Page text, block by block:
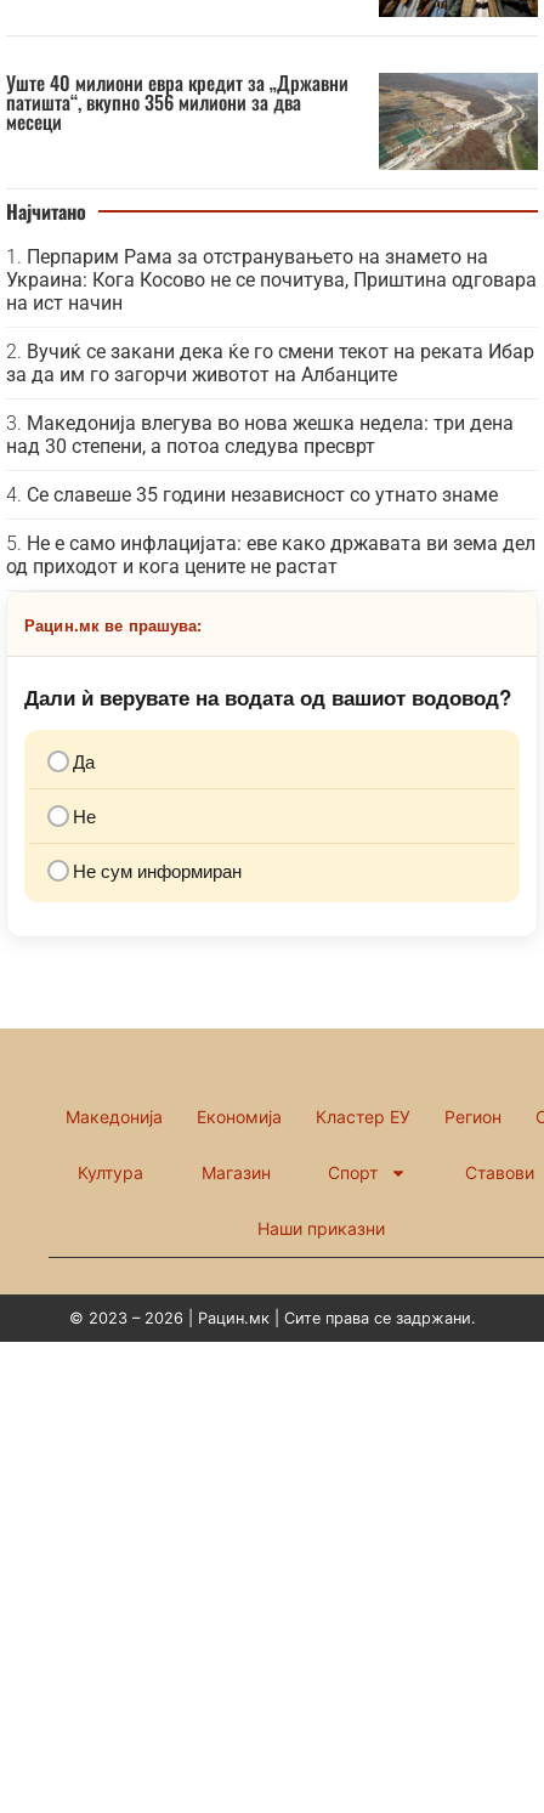
Уште 40 милиони евра кредит за „Државни
патишта“, вкупно 356 милиони за два
месеци
Најчитано
Перпарим Рама за отстранувањето на знамето на
Украина: Кога Косово не се почитува, Приштина одговара
на ист начин
Вучиќ се закани дека ќе го смени текот на реката Ибар
за да им го загорчи животот на Албанците
Македонија влегува во нова жешка недела: три дена
над 30 степени, а потоа следува пресврт
Се славеше 35 години независност со утнато знаме
Не е само инфлацијата: еве како државата ви зема дел
од приходот и кога цените не растат
Рацин.мк ве прашува:
Дали ѝ верувате на водата од вашиот водовод?
Да
Не
Не сум информиран
Македонија Економија Кластер ЕУ Регион
Култура Магазин Спорт Ставови
Наши приказни
© 2023 – 2026 | Рацин.мк | Сите права се задржани.